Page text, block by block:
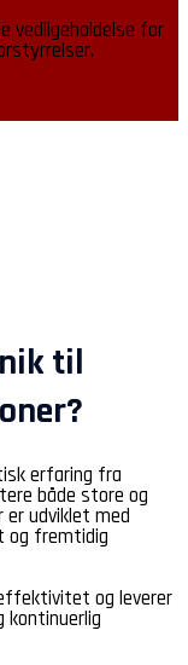
vedligeholdelse for
til
erfaring fra
både store og
er udviklet med
og fremtidig
og leverer
kontinuerlig